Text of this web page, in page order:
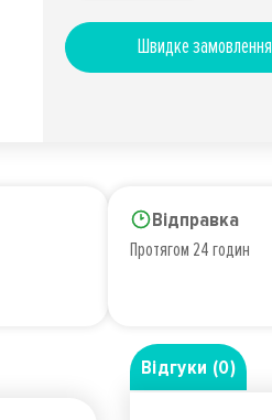
Швидке замовлення
Відправка
Протягом 24 годин
Відгуки (0)